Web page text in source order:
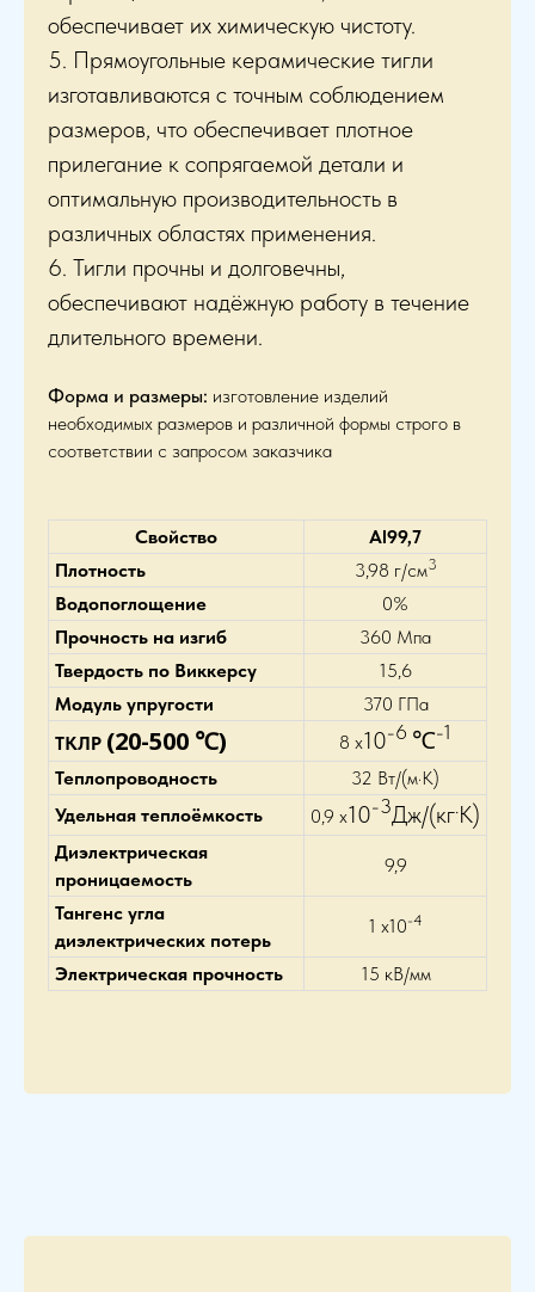
обеспечивает их химическую чистоту.
5. Прямоугольные керамические тигли
изготавливаются с точным соблюдением
размеров, что обеспечивает плотное
прилегание к сопрягаемой детали и
оптимальную производительность в
различных областях применения.
6. Тигли прочны и долговечны,
обеспечивают надёжную работу в течение
длительного времени.
Форма и размеры: изготовление изделий
необходимых размеров и различной формы строго в
соответствии с запросом заказчика
Свойство
Al99,7
Плотность
3,98 г/см3
Водопоглощение
0%
Прочность на изгиб
360 Мпа
Твердость по Виккерсу
15,6
Модуль упругости
370 ГПа
ТКЛР (20-500 ℃) 8 х10-6 ℃-1
Теплопроводность
32 Вт/(м·К)
Удельная теплоёмкость
0,9 х10-3Дж/(кг.К)
Диэлектрическая
проницаемость
9,9
Тангенс угла
диэлектрических потерь
1 х10-4
Электрическая прочность 15 кВ/мм